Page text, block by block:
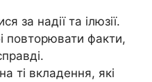
за надії та ілюзії.
повторювати факти,
ті вкладення, які